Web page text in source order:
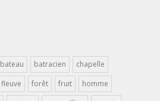
bateau batracien
chapelle
fleuve forêt fruit
homme